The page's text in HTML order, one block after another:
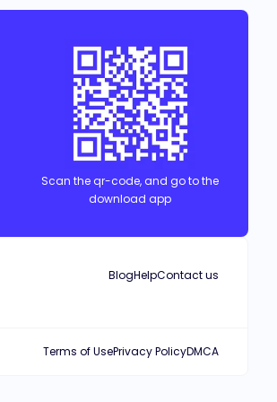
con la transformación,
de los hombres lobo,
de identidad y cambio.¿Qué
te atraen más a ti de las
Me gusta mucho
Scan the qr-code, and go to the
download app
BlogHelpContact us
Terms of UsePrivacy PolicyDMCA